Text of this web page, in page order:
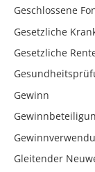
Geschlossene
Gesetzliche
Gesetzliche
Gewinn
Gleitender